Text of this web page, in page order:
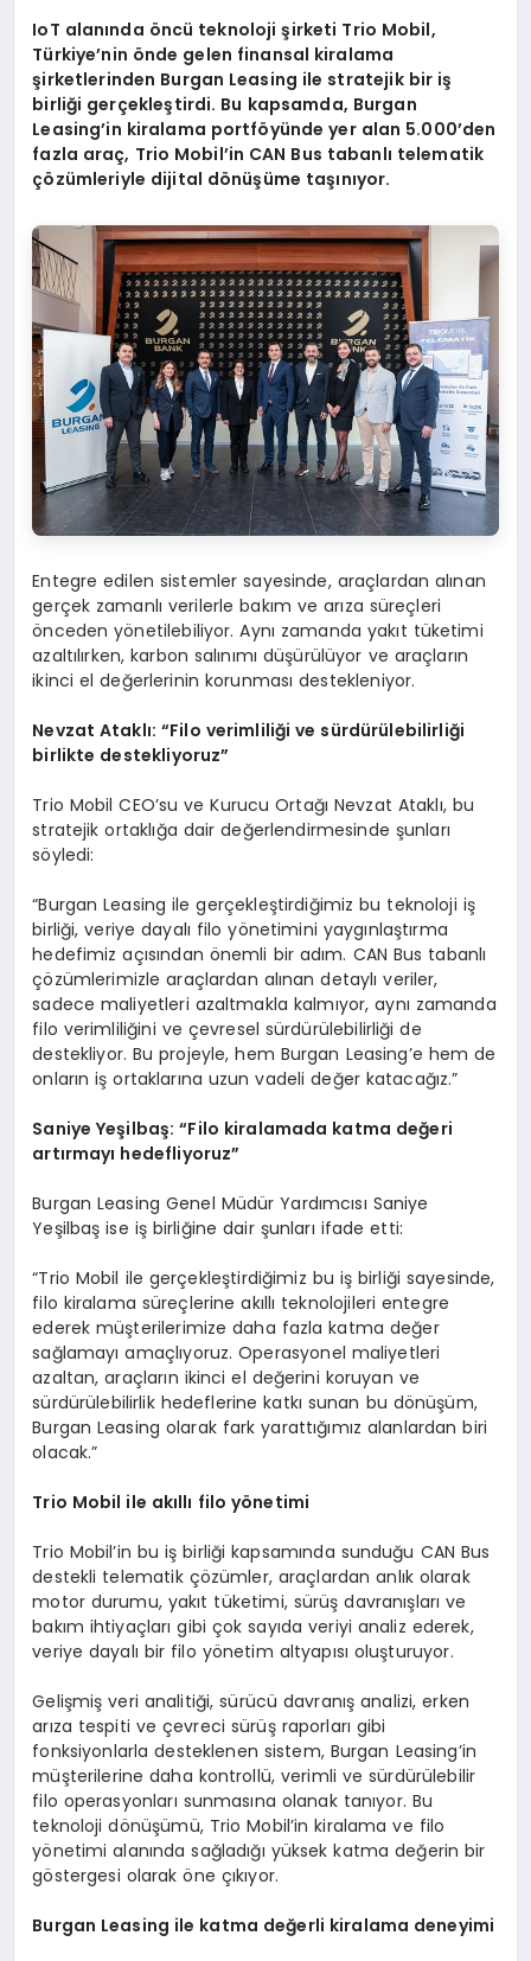
IoT alanında öncü teknoloji şirketi Trio Mobil,
Türkiye’nin önde gelen finansal kiralama
şirketlerinden Burgan Leasing ile stratejik bir iş
birliği gerçekleştirdi. Bu kapsamda, Burgan
Leasing’in kiralama portföyünde yer alan 5.000’den
fazla araç, Trio Mobil’in CAN Bus tabanlı telematik
çözümleriyle dijital dönüşüme taşınıyor.
Entegre edilen sistemler sayesinde, araçlardan alınan
gerçek zamanlı verilerle bakım ve arıza süreçleri
önceden yönetilebiliyor. Aynı zamanda yakıt tüketimi
azaltılırken, karbon salınımı düşürülüyor ve araçların
ikinci el değerlerinin korunması destekleniyor.
Nevzat Ataklı: “Filo verimliliği ve sürdürülebilirliği
birlikte destekliyoruz”
Trio Mobil CEO’su ve Kurucu Ortağı Nevzat Ataklı, bu
stratejik ortaklığa dair değerlendirmesinde şunları
söyledi:
“Burgan Leasing ile gerçekleştirdiğimiz bu teknoloji iş
birliği, veriye dayalı filo yönetimini yaygınlaştırma
hedefimiz açısından önemli bir adım. CAN Bus tabanlı
çözümlerimizle araçlardan alınan detaylı veriler,
sadece maliyetleri azaltmakla kalmıyor, aynı zamanda
filo verimliliğini ve çevresel sürdürülebilirliği de
destekliyor. Bu projeyle, hem Burgan Leasing’e hem de
onların iş ortaklarına uzun vadeli değer katacağız.”
Saniye Yeşilbaş:“Filo kiralamada katma değeri
artırmayı hedefliyoruz”
Burgan Leasing Genel Müdür Yardımcısı Saniye
Yeşilbaş ise iş birliğine dair şunları ifade etti:
“Trio Mobil ile gerçekleştirdiğimiz bu iş birliği sayesinde,
filo kiralama süreçlerine akıllı teknolojileri entegre
ederek müşterilerimize daha fazla katma değer
sağlamayı amaçlıyoruz. Operasyonel maliyetleri
azaltan, araçların ikinci el değerini koruyan ve
sürdürülebilirlik hedeflerine katkı sunan bu dönüşüm,
Burgan Leasing olarak fark yarattığımız alanlardan biri
olacak.”
Trio Mobil ile akıllı filo yönetimi
Trio Mobil’in bu iş birliği kapsamında sunduğu CAN Bus
destekli telematik çözümler, araçlardan anlık olarak
motor durumu, yakıt tüketimi, sürüş davranışları ve
bakım ihtiyaçları gibi çok sayıda veriyi analiz ederek,
veriye dayalı bir filo yönetim altyapısı oluşturuyor.
Gelişmiş veri analitiği, sürücü davranış analizi, erken
arıza tespiti ve çevreci sürüş raporları gibi
fonksiyonlarla desteklenen sistem, Burgan Leasing’in
müşterilerine daha kontrollü, verimli ve sürdürülebilir
filo operasyonları sunmasına olanak tanıyor. Bu
teknoloji dönüşümü, Trio Mobil’in kiralama ve filo
yönetimi alanında sağladığı yüksek katma değerin bir
göstergesi olarak öne çıkıyor.
Burgan Leasing ile katma değerli kiralama deneyimi